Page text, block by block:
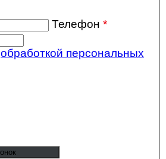
Телефон *
обработкой персональных